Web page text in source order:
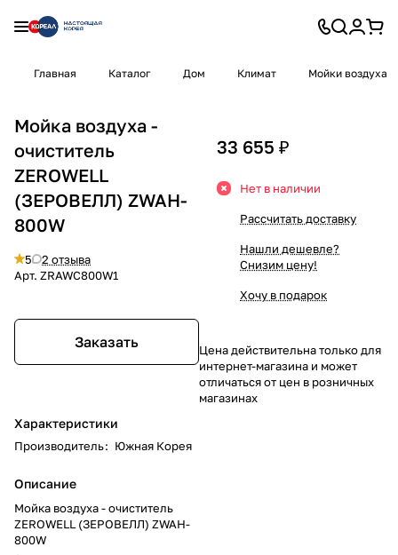
Главная Каталог Дом Климат Мойки воздуха
Мойка воздуха -
очиститель
ZEROWELL
(ЗЕРОВЕЛЛ) ZWAH-
800W
5
2 отзыва
Арт. ZRAWC800W1
Заказать
Характеристики
Производитель: Южная Корея
Описание
Мойка воздуха - очиститель
ZEROWELL (ЗЕРОВЕЛЛ) ZWAH-
800W
33 655 ₽
Нет в наличии
Рассчитать доставку
Нашли дешевле?
Снизим цену!
Хочу в подарок
Цена действительна только для
интернет-магазина и может
отличаться от цен в розничных
магазинах